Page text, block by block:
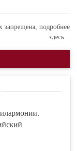
запрещена, подробнее
здесь...